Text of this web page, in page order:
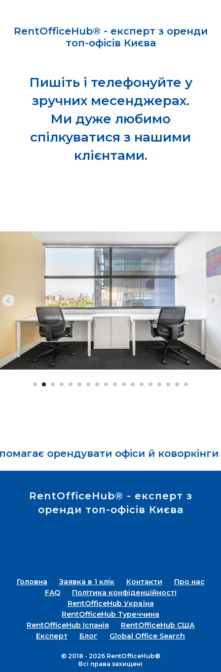
RentOfficeHub® - експерт з оренди
топ-офісів Києва
Пишіть і телефонуйте у
зручних месенджерах.
Ми дуже любимо
спілкуватися з нашими
клієнтами.
офіси й коворкінги в
RentOfficeHub® - експерт з
оренди топ-офісів Києва
Головна Заявка в 1 клік Контакти
Про нас
FAQ
Політика конфіденційності
RentOfficeHub Україна
RentOfficeHub Туреччина
RentOfficeHub Іспанія
RentOfficeHub США
Експерт
Блог Global Office Search
© 2018 - 2026 RentOfficeHub®
Всі права захищені